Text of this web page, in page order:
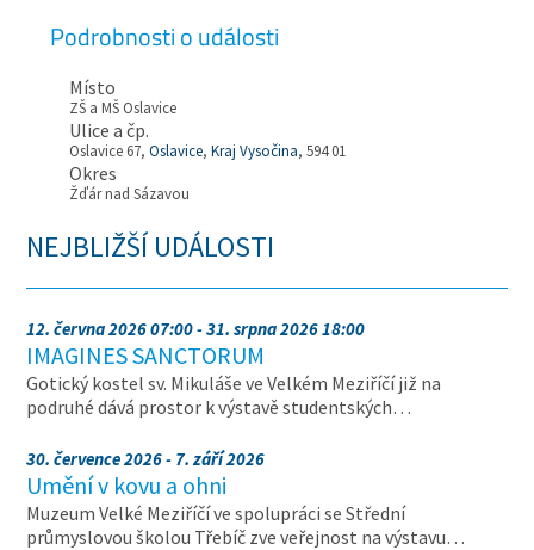
Podrobnosti o události
Místo
ZŠ a MŠ Oslavice
Ulice a čp.
Oslavice 67,Oslavice,Kraj Vysočina, 594 01
Okres
Žďár nad Sázavou
NEJBLIŽŠÍ UDÁLOSTI
12. června 2026 07:00 - 31. srpna 2026 18:00
IMAGINES SANCTORUM
Gotický kostel sv. Mikuláše ve Velkém Meziříčí již na
podruhé dává prostor k výstavě studentských…
30. července 2026 - 7. září 2026
Umění v kovu a ohni
Muzeum Velké Meziříčí ve spolupráci se Střední
průmyslovou školou Třebíč zve veřejnost na výstavu…